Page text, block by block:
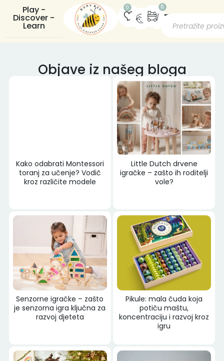
Play -
Discover -
Learn
0 0
Objave iz našeg bloga
Kako odabrati Montessori
toranj za učenje? Vodič
kroz različite modele
Little Dutch drvene
igračke – zašto ih roditelji
vole?
Senzorne igračke – zašto
je senzorna igra ključna za
razvoj djeteta
Pikule: mala čuda koja
potiču maštu,
koncentraciju i razvoj kroz
igru